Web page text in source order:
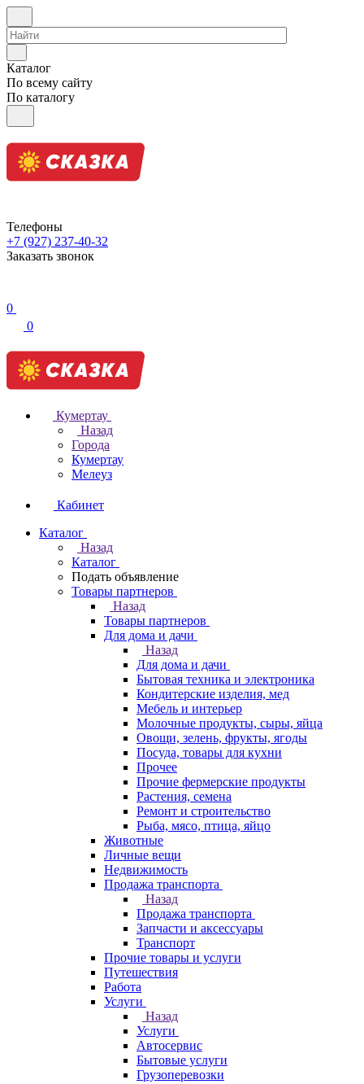
Каталог
По всему сайту
По каталогу
Телефоны
+7 (927) 237-40-32
Заказать звонок
0
0
Кумертау
Назад
Города
Кумертау
Мелеуз
Кабинет
Каталог
Назад
Каталог
Подать объявление
Товары партнеров
Назад
Товары партнеров
Для дома и дачи
Назад
Для дома и дачи
Бытовая техника и электроника
Кондитерские изделия, мед
Мебель и интерьер
Молочные продукты, сыры, яйца
Овощи, зелень, фрукты, ягоды
Посуда, товары для кухни
Прочее
Прочие фермерские продукты
Растения, семена
Ремонт и строительство
Рыба, мясо, птица, яйцо
Животные
Личные вещи
Недвижимость
Продажа транспорта
Назад
Продажа транспорта
Запчасти и аксессуары
Транспорт
Прочие товары и услуги
Путешествия
Работа
Услуги
Назад
Услуги
Автосервис
Бытовые услуги
Грузоперевозки